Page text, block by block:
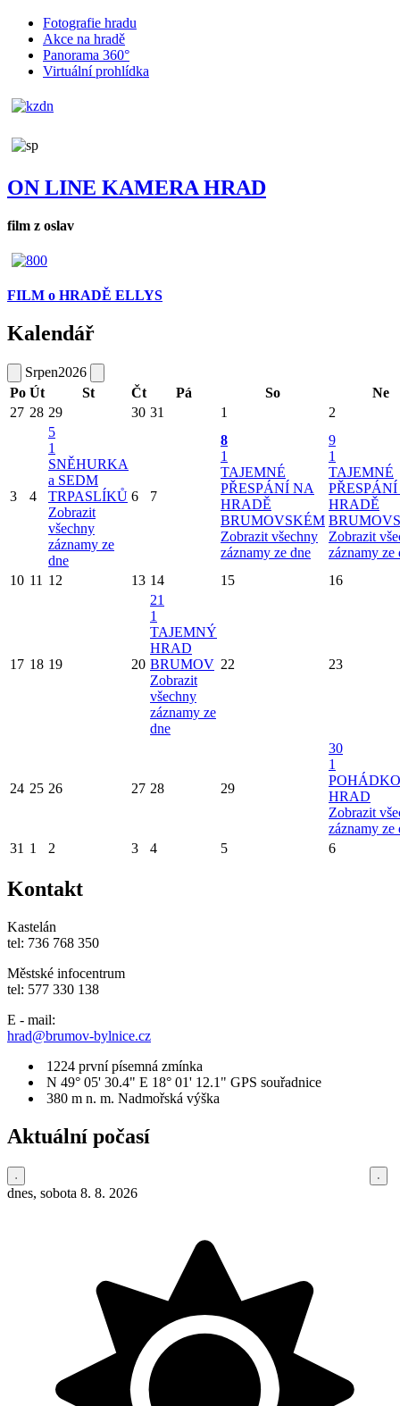
Fotografie hradu
Akce na hradě
Panorama 360°
Virtuální prohlídka
ON LINE KAMERA HRAD
film z oslav
FILM o HRADĚ ELLYS
Kalendář
Srpen2026
Po Út St Čt Pá So
Ne
27 28 29 30 31 1 2
3 4
5
1
SNĚHURKA
a SEDM
TRPASLÍKŮ
Zobrazit
všechny
záznamy ze
dne
6 7
8
1
TAJEMNÉ
PŘESPÁNÍ NA
HRADĚ
BRUMOVSKÉM
Zobrazit všechny
záznamy ze dne
9
1
TAJEMNÉ
HRADĚ
Zobrazit
záznamy ze
10 11 12 13 14 15 16
17 18 19 20
21
1
TAJEMNÝ
HRAD
BRUMOV
Zobrazit
všechny
záznamy ze
dne
22 23
24 25 26 27 28 29
30
1
HRAD
Zobrazit
záznamy ze
31 1 2 3 4 5 6
Kontakt
Kastelán
tel: 736 768 350
Městské infocentrum
tel: 577 330 138
E - mail:
hrad@brumov-bylnice.cz
1224 první písemná zmínka
N 49° 05' 30.4" E 18° 01' 12.1" GPS souřadnice
380 m n. m. Nadmořská výška
Aktuální počasí
dnes, sobota 8. 8. 2026